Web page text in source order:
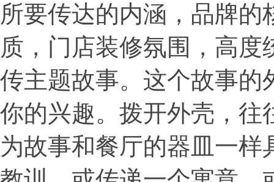
所要传达的内涵，品牌
质，门店装修氛围，高
传主题故事。这个故事的
你的兴趣。拨开外壳，往
为故事和餐厅的器皿一